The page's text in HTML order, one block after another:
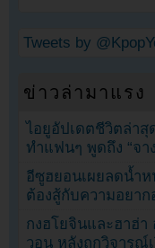
Tweets by
ข่าวล่ามาแรง
ไอยูอัปเดตชีวิตล่า
ทำแฟนๆ พูดถึง “จา
อีซูฮยอนเผยลดน้ำ
ต้องสู้กับความอยาก
กงฮโยจินและฮาฮ่า
วอน หลังถูกวิจารณ์